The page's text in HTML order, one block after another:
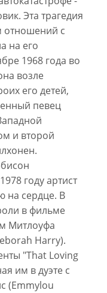
Эта трагедия
отношений с
на его
1968 года во
возле
его детей,
певец
и второй
году артист
на сердце. В
в фильме
Митлоуфа
Harry).
"That Loving
им в дуэте с
(Emmylou